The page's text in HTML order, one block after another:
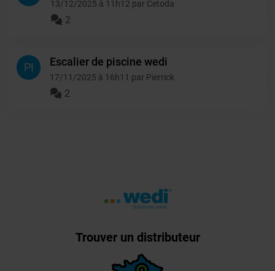
13/12/2025 à 11h12 par Cetoda
2
PI Escalier de piscine wedi
17/11/2025 à 16h11 par Pierrick
2
Trouver un distributeur